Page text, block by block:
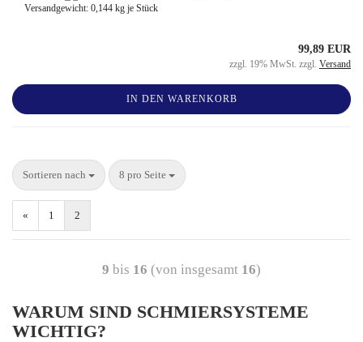
Versandgewicht: 0,144 kg je Stück
99,89 EUR
zzgl. 19% MwSt. zzgl. Versand
IN DEN WARENKORB
Sortieren nach 8 pro Seite
« 1 2
9 bis 16 (von insgesamt 16)
WARUM SIND SCHMIERSYSTEME
WICHTIG?